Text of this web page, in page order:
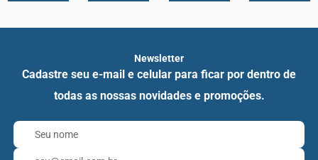
Newsletter
Cadastre seu e-mail e celular para ficar por dentro de
todas as nossas novidades e promoções.